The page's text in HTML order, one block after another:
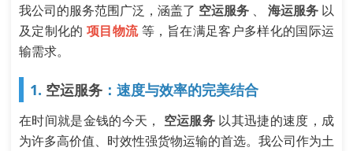
我公司的服务范围广泛，涵盖了 空运服务 、 海运服务 以
及定制化的 项目物流等，旨在满足客户多样化的国际运
输需求。
1. 空运服务 ：速度与效率的完美结合
在时间就是金钱的今天， 空运服务 以其迅捷的速度，成
为许多高价值、时效性强货物运输的首选。我公司作为土